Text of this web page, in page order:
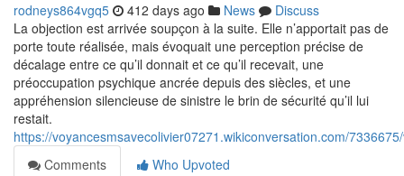
rodneys864vgq5 412 days ago News
Discuss
La objection est arrivée soupçon à la suite. Elle n’apportait pas de
porte toute réalisée, mais évoquait une perception précise de
décalage entre ce qu’il donnait et ce qu’il recevait, une
préoccupation psychique ancrée depuis des siècles, et une
appréhension silencieuse de sinistre le brin de sécurité qu’il lui
restait.
https://voyancesmsavecolivier07271.wikiconversation.com/
Comments
Who Upvoted